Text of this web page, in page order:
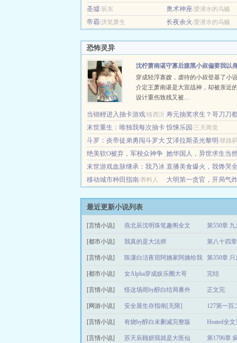
圣墟/辰东 奥术神座/爱潜水的乌贼
帝霸/厌笔萧生 长夜余火/爱潜水的乌贼
恐怖灵异
沈柠萧南谌守寡后腹黑小叔偏要我以
许
穿成轻浮寡嫂，虐待的小叔登基了小
介定王萧南谌是大宣战神，却被亲近
设计重伤致残又被…
当锦鲤进入抽卡游戏/络西沂 寿元抽奖求生？哥刀刀
幸运值/大胖头鱼5
末世重生：唯独我每次抽卡
必出金 /牧歌2023
惊悚乐园/三天两觉
斗罗：炎帝徒弟勇闯斗罗大
陆/旻旻吖
艾泽拉斯圣光黎明/驿路
绝美软O被弃，军校众神争
她成瘾/安酥
她华国人，异世求生当
杀全场/凝光霜影上
末世游戏血脉继承：我乃冰
火双凤/池鸟
直播美食爆火，我馋哭
际！/蛋炒粉丝
移动城市种田指南/养料人
大明第一贪官，开局气
最近更新小说列表
[言情小说] 燕北辰沈明珠笔趣阁全文 第550章 九
[都市小说] 我真的是大法师 第八十四
[言情小说] 陈潇白洁夜宿阿姨家阿姨给我
介绍闺蜜
第350章
[都市小说] 女Alpha穿成娱乐圈大哥 完结
[言情小说] 怪这场雨by醇白结局番外 正文完
[网游小说] 安全屋生存指南[无限] 127第一百
[言情小说] 有烧by醇白未删减完整版 Heated全
[言情小说] 苏天辰顾妍我就是大医仙 第1796章